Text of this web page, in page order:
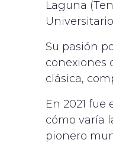
Laguna
Su pasión
conexiones
clásica,
En 2021
cómo varía
pionero